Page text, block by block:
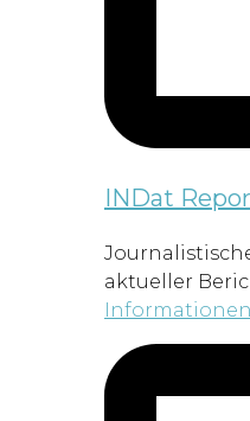
INDat
aktueller
Informationen